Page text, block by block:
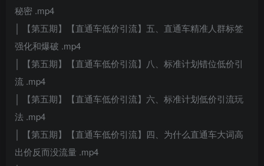
秘密 .mp4
│ 【第五期】【直通车低价引流】五、直通车精准人群标签
强化和爆破 .mp4
│ 【第五期】【直通车低价引流】八、标准计划错位低价引
流 .mp4
│ 【第五期】【直通车低价引流】六、标准计划低价引流玩
法 .mp4
│ 【第五期】【直通车低价引流】四、为什么直通车大词高
出价反而没流量 .mp4